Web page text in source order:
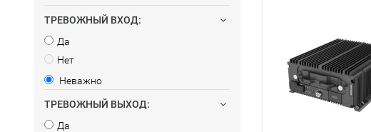
ТРЕВОЖНЫЙ ВХОД:
Да
Нет
Неважно
ТРЕВОЖНЫЙ ВЫХОД:
Да